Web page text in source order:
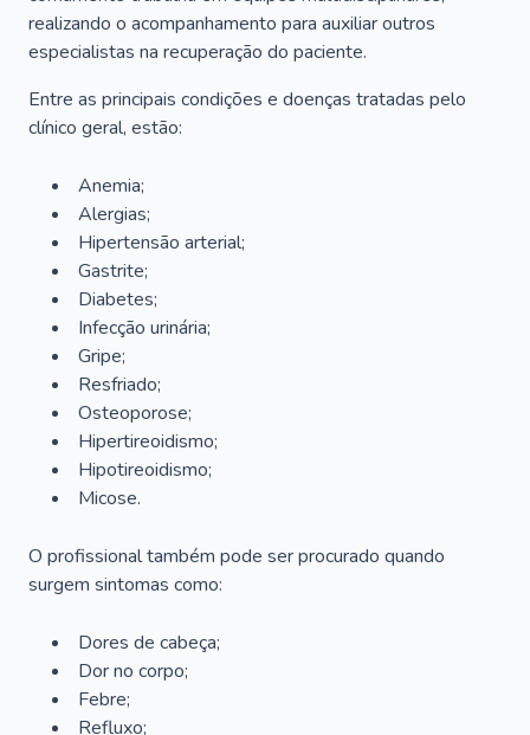
realizando o acompanhamento para auxiliar outros
especialistas na recuperação do paciente.
Entre as principais condições e doenças tratadas pelo
clínico geral, estão:
Anemia;
Alergias;
Hipertensão arterial;
Gastrite;
Diabetes;
Infecção urinária;
Gripe;
Resfriado;
Osteoporose;
Hipertireoidismo;
Hipotireoidismo;
Micose.
O profissional também pode ser procurado quando
surgem sintomas como:
Dores de cabeça;
Dor no corpo;
Febre;
Refluxo;